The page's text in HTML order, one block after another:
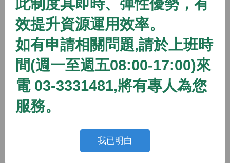
開放中 隨到隨辦 住宅
(115年隨到隨辦)蘆竹一號社會住宅
2026/01/01 08:00 ~
開放中
此制度具即時、彈性優勢，有
效提升資源運用效率。
如有申請相關問題,請於上班時
間(週一至週五08:00-17:00)來
電 03-3331481,將有專人為您
服務。
我已明白